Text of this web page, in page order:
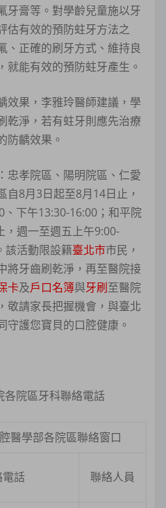
牙膏等。對學齡兒童施以牙
估有效的預防蛀牙方法之
、正確的刷牙方式、維持良
就能有效的預防蛀牙產生。
效果，李雅玲醫師建議，學
乾淨，若有蛀牙則應先治療
防齲效果。
忠孝院區、陽明院區、仁愛
自8月3日起至8月14日止，
下午13:30-16:00；和平院
，週一至週五上午9:00-
該活動限設籍臺北市市民，
將牙齒刷乾淨，再至醫院接
卡及戶口名簿與牙刷至醫院
，敬請家長把握機會，與臺北
守護您寶貝的口腔健康。
各院區牙科聯絡電話
醫學部各院區聯絡窗口
話 聯絡人員